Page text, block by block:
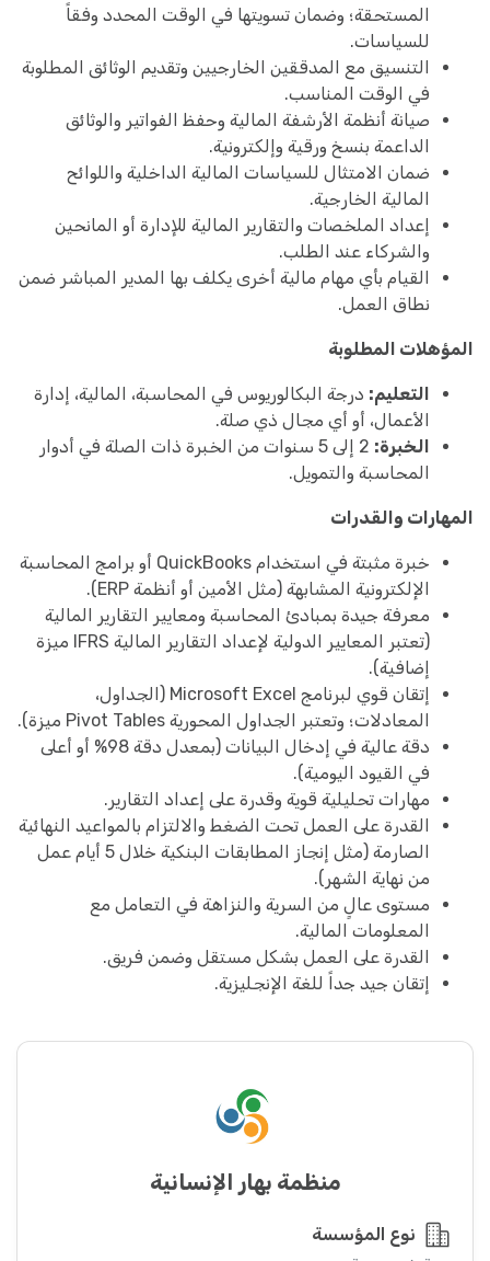
المستحقة؛ وضمان تسويتها في الوقت المحدد وفقاً
للسياسات.
التنسيق مع المدققين الخارجيين وتقديم الوثائق المطلوبة
في الوقت المناسب.
صيانة أنظمة الأرشفة المالية وحفظ الفواتير والوثائق
الداعمة بنسخ ورقية وإلكترونية.
ضمان الامتثال للسياسات المالية الداخلية واللوائح
المالية الخارجية.
إعداد الملخصات والتقارير المالية للإدارة أو المانحين
والشركاء عند الطلب.
القيام بأي مهام مالية أخرى يكلف بها المدير المباشر ضمن
نطاق العمل.
المؤهلات المطلوبة
التعليم: درجة البكالوريوس في المحاسبة، المالية، إدارة
الأعمال، أو أي مجال ذي صلة.
الخبرة:
2 إلى 5 سنوات من الخبرة ذات الصلة في أدوار
المحاسبة والتمويل.
المهارات والقدرات
خبرة مثبتة في استخدام QuickBooks أو برامج المحاسبة
الإلكترونية المشابهة (مثل الأمين أو أنظمة ERP).
معرفة جيدة بمبادئ المحاسبة ومعايير التقارير المالية
(تعتبر المعايير الدولية لإعداد التقارير المالية IFRS ميزة
إضافية).
إتقان قوي لبرنامج Microsoft Excel (الجداول،
المعادلات؛ وتعتبر الجداول المحورية Pivot Tables ميزة).
دقة عالية في إدخال البيانات (بمعدل دقة 98% أو أعلى
في القيود اليومية).
مهارات تحليلية قوية وقدرة على إعداد التقارير.
القدرة على العمل تحت الضغط والالتزام بالمواعيد النهائية
الصارمة (مثل إنجاز المطابقات البنكية خلال 5 أيام عمل
من نهاية الشهر).
مستوى عالٍ من السرية والنزاهة في التعامل مع
المعلومات المالية.
القدرة على العمل بشكل مستقل وضمن فريق.
إتقان جيد جداً للغة الإنجليزية.
منظمة بهار الإنسانية
نوع المؤسسة